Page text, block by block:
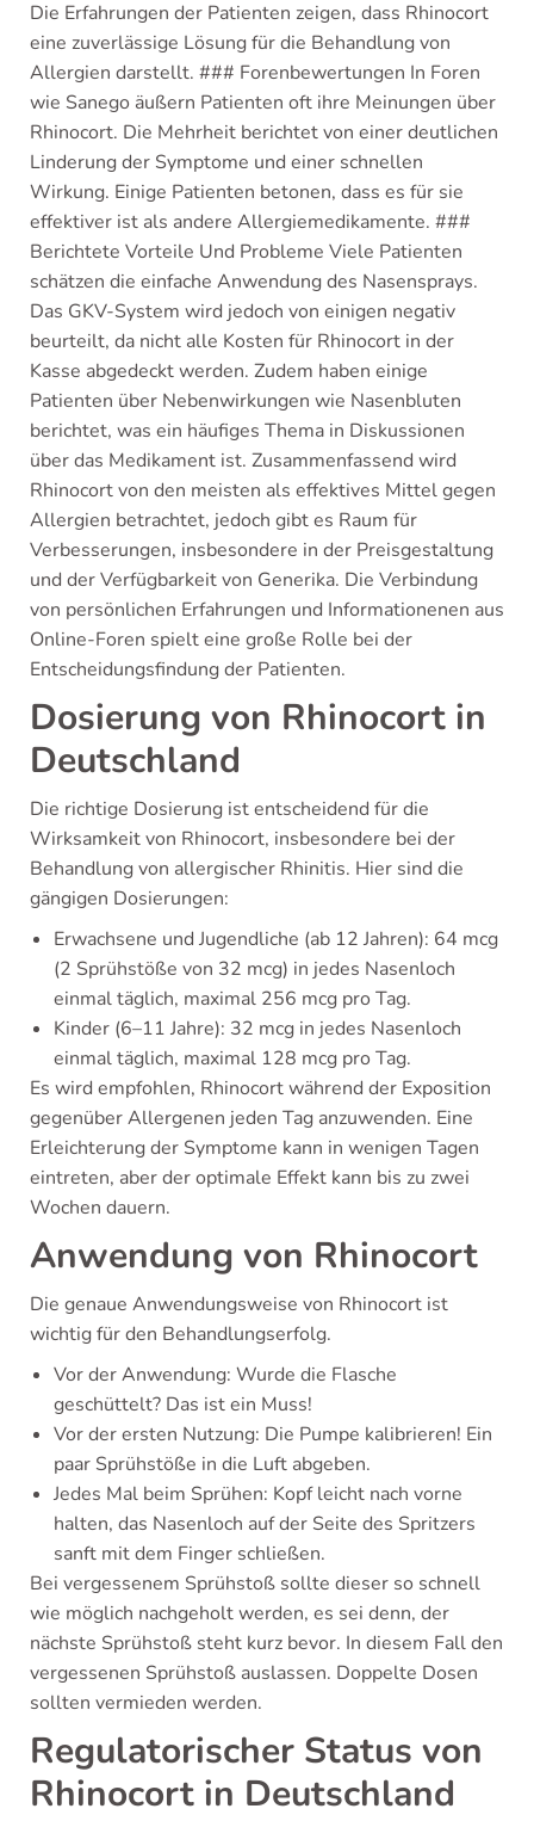
Die Erfahrungen der Patienten zeigen, dass Rhinocort
eine zuverlässige Lösung für die Behandlung von
Allergien darstellt. ### Forenbewertungen In Foren
wie Sanego äußern Patienten oft ihre Meinungen über
Rhinocort. Die Mehrheit berichtet von einer deutlichen
Linderung der Symptome und einer schnellen
Wirkung. Einige Patienten betonen, dass es für sie
effektiver ist als andere Allergiemedikamente. ###
Berichtete Vorteile Und Probleme Viele Patienten
schätzen die einfache Anwendung des Nasensprays.
Das GKV-System wird jedoch von einigen negativ
beurteilt, da nicht alle Kosten für Rhinocort in der
Kasse abgedeckt werden. Zudem haben einige
Patienten über Nebenwirkungen wie Nasenbluten
berichtet, was ein häufiges Thema in Diskussionen
über das Medikament ist. Zusammenfassend wird
Rhinocort von den meisten als effektives Mittel gegen
Allergien betrachtet, jedoch gibt es Raum für
Verbesserungen, insbesondere in der Preisgestaltung
und der Verfügbarkeit von Generika. Die Verbindung
von persönlichen Erfahrungen und Informationenen aus
Online-Foren spielt eine große Rolle bei der
Entscheidungsfindung der Patienten.
Dosierung von Rhinocort in
Deutschland
Die richtige Dosierung ist entscheidend für die
Wirksamkeit von Rhinocort, insbesondere bei der
Behandlung von allergischer Rhinitis. Hier sind die
gängigen Dosierungen:
Erwachsene und Jugendliche (ab 12 Jahren): 64 mcg
(2 Sprühstöße von 32 mcg) in jedes Nasenloch
einmal täglich, maximal 256 mcg pro Tag.
Kinder (6–11 Jahre): 32 mcg in jedes Nasenloch
einmal täglich, maximal 128 mcg pro Tag.
Es wird empfohlen, Rhinocort während der Exposition
gegenüber Allergenen jeden Tag anzuwenden. Eine
Erleichterung der Symptome kann in wenigen Tagen
eintreten, aber der optimale Effekt kann bis zu zwei
Wochen dauern.
Anwendung von Rhinocort
Die genaue Anwendungsweise von Rhinocort ist
wichtig für den Behandlungserfolg.
Vor der Anwendung: Wurde die Flasche
geschüttelt? Das ist ein Muss!
Vor der ersten Nutzung: Die Pumpe kalibrieren! Ein
paar Sprühstöße in die Luft abgeben.
Jedes Mal beim Sprühen: Kopf leicht nach vorne
halten, das Nasenloch auf der Seite des Spritzers
sanft mit dem Finger schließen.
Bei vergessenem Sprühstoß sollte dieser so schnell
wie möglich nachgeholt werden, es sei denn, der
nächste Sprühstoß steht kurz bevor. In diesem Fall den
vergessenen Sprühstoß auslassen. Doppelte Dosen
sollten vermieden werden.
Regulatorischer Status von
Rhinocort in Deutschland